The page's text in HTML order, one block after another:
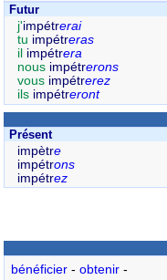
Futur
j'impétrerai
tu impétreras
il impétrera
nous impétrerons
vous impétrerez
ils impétreront
Présent
impètre
impétrons
impétrez
bénéficier- obtenir-